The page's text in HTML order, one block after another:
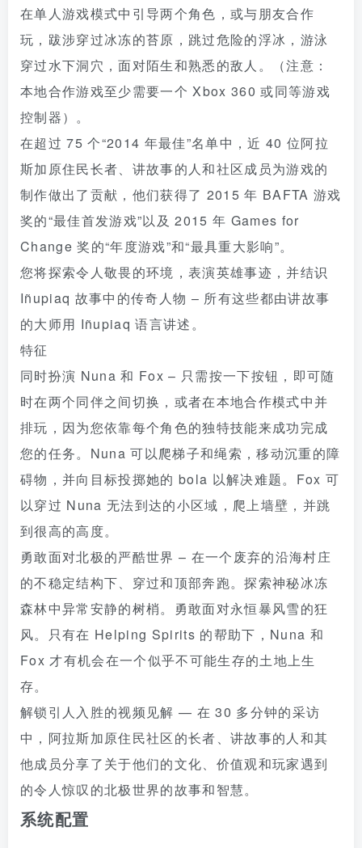
在单人游戏模式中引导两个角色，或与朋友合作
玩，跋涉穿过冰冻的苔原，跳过危险的浮冰，游泳
穿过水下洞穴，面对陌生和熟悉的敌人。（注意：
本地合作游戏至少需要一个 Xbox 360 或同等游戏
控制器）。
在超过 75 个“2014 年最佳”名单中，近 40 位阿拉
斯加原住民长者、讲故事的人和社区成员为游戏的
制作做出了贡献，他们获得了 2015 年 BAFTA 游戏
奖的“最佳首发游戏”以及 2015 年 Games for
Change 奖的“年度游戏”和“最具重大影响”。
您将探索令人敬畏的环境，表演英雄事迹，并结识
Iñupiaq 故事中的传奇人物 – 所有这些都由讲故事
的大师用 Iñupiaq 语言讲述。
特征
同时扮演 Nuna 和 Fox – 只需按一下按钮，即可随
时在两个同伴之间切换，或者在本地合作模式中并
排玩，因为您依靠每个角色的独特技能来成功完成
您的任务。Nuna 可以爬梯子和绳索，移动沉重的障
碍物，并向目标投掷她的 bola 以解决难题。Fox 可
以穿过 Nuna 无法到达的小区域，爬上墙壁，并跳
到很高的高度。
勇敢面对北极的严酷世界 – 在一个废弃的沿海村庄
的不稳定结构下、穿过和顶部奔跑。探索神秘冰冻
森林中异常安静的树梢。勇敢面对永恒暴风雪的狂
风。只有在 Helping Spirits 的帮助下，Nuna 和
Fox 才有机会在一个似乎不可能生存的土地上生
存。
解锁引人入胜的视频见解 — 在 30 多分钟的采访
中，阿拉斯加原住民社区的长者、讲故事的人和其
他成员分享了关于他们的文化、价值观和玩家遇到
的令人惊叹的北极世界的故事和智慧。
系统配置